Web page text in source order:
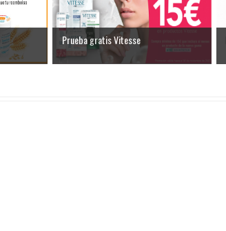
Prueba gratis Vitesse